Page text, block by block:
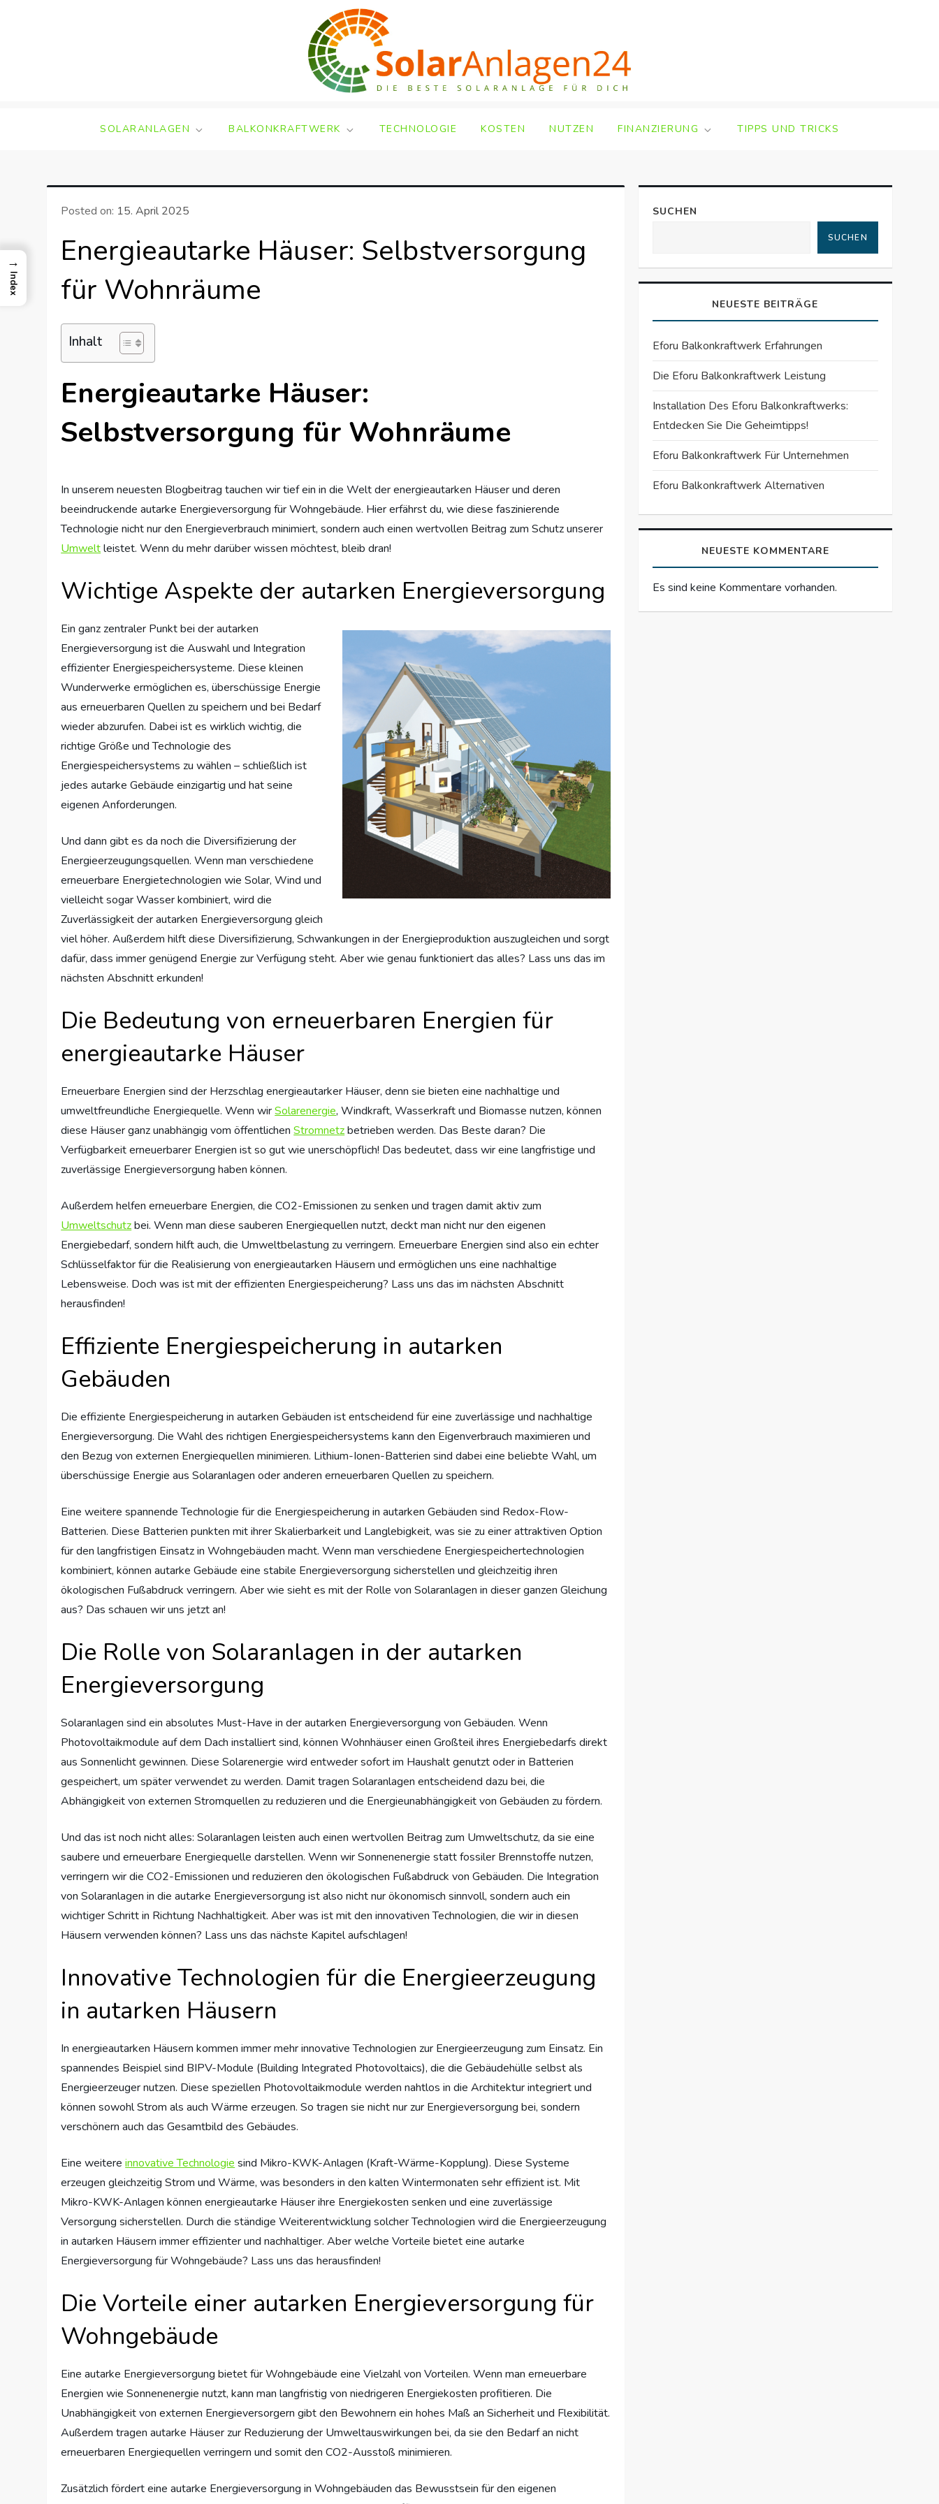
SOLARANLAGEN BALKONKRAFTWERK TECHNOLOGIE KOSTEN NUTZEN FINANZIERUNG TIPPS UND TRICKS
Posted on: 15. April 2025
Energieautarke Häuser: Selbstversorgung
für Wohnräume
Inhalt
Energieautarke Häuser:
Selbstversorgung für Wohnräume
In unserem neuesten Blogbeitrag tauchen wir tief ein in die Welt der energieautarken Häuser und deren
beeindruckende autarke Energieversorgung für Wohngebäude. Hier erfährst du, wie diese faszinierende
Technologie nicht nur den Energieverbrauch minimiert, sondern auch einen wertvollen Beitrag zum Schutz unserer
Umweltleistet. Wenn du mehr darüber wissen möchtest, bleib dran!
Wichtige Aspekte der autarken Energieversorgung
Ein ganz zentraler Punkt bei der autarken
Energieversorgung ist die Auswahl und Integration
effizienter Energiespeichersysteme. Diese kleinen
Wunderwerke ermöglichen es, überschüssige Energie
aus erneuerbaren Quellen zu speichern und bei Bedarf
wieder abzurufen. Dabei ist es wirklich wichtig, die
richtige Größe und Technologie des
Energiespeichersystems zu wählen – schließlich ist
jedes autarke Gebäude einzigartig und hat seine
eigenen Anforderungen.
Und dann gibt es da noch die Diversifizierung der
Energieerzeugungsquellen. Wenn man verschiedene
erneuerbare Energietechnologien wie Solar, Wind und
vielleicht sogar Wasser kombiniert, wird die
Zuverlässigkeit der autarken Energieversorgung gleich
viel höher. Außerdem hilft diese Diversifizierung, Schwankungen in der Energieproduktion auszugleichen und sorgt
dafür, dass immer genügend Energie zur Verfügung steht. Aber wie genau funktioniert das alles? Lass uns das im
nächsten Abschnitt erkunden!
Die Bedeutung von erneuerbaren Energien für
energieautarke Häuser
Erneuerbare Energien sind der Herzschlag energieautarker Häuser, denn sie bieten eine nachhaltige und
umweltfreundliche Energiequelle. Wenn wirSolarenergie, Windkraft, Wasserkraft und Biomasse nutzen, können
diese Häuser ganz unabhängig vom öffentlichenStromnetzbetrieben werden. Das Beste daran? Die
Verfügbarkeit erneuerbarer Energien ist so gut wie unerschöpflich! Das bedeutet, dass wir eine langfristige und
zuverlässige Energieversorgung haben können.
Außerdem helfen erneuerbare Energien, die CO2-Emissionen zu senken und tragen damit aktiv zum
Umweltschutzbei. Wenn man diese sauberen Energiequellen nutzt, deckt man nicht nur den eigenen
Energiebedarf, sondern hilft auch, die Umweltbelastung zu verringern. Erneuerbare Energien sind also ein echter
Schlüsselfaktor für die Realisierung von energieautarken Häusern und ermöglichen uns eine nachhaltige
Lebensweise. Doch was ist mit der effizienten Energiespeicherung? Lass uns das im nächsten Abschnitt
herausfinden!
Effiziente Energiespeicherung in autarken
Gebäuden
Die effiziente Energiespeicherung in autarken Gebäuden ist entscheidend für eine zuverlässige und nachhaltige
Energieversorgung. Die Wahl des richtigen Energiespeichersystems kann den Eigenverbrauch maximieren und
den Bezug von externen Energiequellen minimieren. Lithium-Ionen-Batterien sind dabei eine beliebte Wahl, um
überschüssige Energie aus Solaranlagen oder anderen erneuerbaren Quellen zu speichern.
Eine weitere spannende Technologie für die Energiespeicherung in autarken Gebäuden sind Redox-Flow-
Batterien. Diese Batterien punkten mit ihrer Skalierbarkeit und Langlebigkeit, was sie zu einer attraktiven Option
für den langfristigen Einsatz in Wohngebäuden macht. Wenn man verschiedene Energiespeichertechnologien
kombiniert, können autarke Gebäude eine stabile Energieversorgung sicherstellen und gleichzeitig ihren
ökologischen Fußabdruck verringern. Aber wie sieht es mit der Rolle von Solaranlagen in dieser ganzen Gleichung
aus? Das schauen wir uns jetzt an!
Die Rolle von Solaranlagen in der autarken
Energieversorgung
Solaranlagen sind ein absolutes Must-Have in der autarken Energieversorgung von Gebäuden. Wenn
Photovoltaikmodule auf dem Dach installiert sind, können Wohnhäuser einen Großteil ihres Energiebedarfs direkt
aus Sonnenlicht gewinnen. Diese Solarenergie wird entweder sofort im Haushalt genutzt oder in Batterien
gespeichert, um später verwendet zu werden. Damit tragen Solaranlagen entscheidend dazu bei, die
Abhängigkeit von externen Stromquellen zu reduzieren und die Energieunabhängigkeit von Gebäuden zu fördern.
Und das ist noch nicht alles: Solaranlagen leisten auch einen wertvollen Beitrag zum Umweltschutz, da sie eine
saubere und erneuerbare Energiequelle darstellen. Wenn wir Sonnenenergie statt fossiler Brennstoffe nutzen,
verringern wir die CO2-Emissionen und reduzieren den ökologischen Fußabdruck von Gebäuden. Die Integration
von Solaranlagen in die autarke Energieversorgung ist also nicht nur ökonomisch sinnvoll, sondern auch ein
wichtiger Schritt in Richtung Nachhaltigkeit. Aber was ist mit den innovativen Technologien, die wir in diesen
Häusern verwenden können? Lass uns das nächste Kapitel aufschlagen!
Innovative Technologien für die Energieerzeugung
in autarken Häusern
In energieautarken Häusern kommen immer mehr innovative Technologien zur Energieerzeugung zum Einsatz. Ein
spannendes Beispiel sind BIPV-Module (Building Integrated Photovoltaics), die die Gebäudehülle selbst als
Energieerzeuger nutzen. Diese speziellen Photovoltaikmodule werden nahtlos in die Architektur integriert und
können sowohl Strom als auch Wärme erzeugen. So tragen sie nicht nur zur Energieversorgung bei, sondern
verschönern auch das Gesamtbild des Gebäudes.
Eine weitereinnovative Technologie sind Mikro-KWK-Anlagen (Kraft-Wärme-Kopplung). Diese Systeme
erzeugen gleichzeitig Strom und Wärme, was besonders in den kalten Wintermonaten sehr effizient ist. Mit
Mikro-KWK-Anlagen können energieautarke Häuser ihre Energiekosten senken und eine zuverlässige
Versorgung sicherstellen. Durch die ständige Weiterentwicklung solcher Technologien wird die Energieerzeugung
in autarken Häusern immer effizienter und nachhaltiger. Aber welche Vorteile bietet eine autarke
Energieversorgung für Wohngebäude? Lass uns das herausfinden!
Die Vorteile einer autarken Energieversorgung für
Wohngebäude
Eine autarke Energieversorgung bietet für Wohngebäude eine Vielzahl von Vorteilen. Wenn man erneuerbare
Energien wie Sonnenenergie nutzt, kann man langfristig von niedrigeren Energiekosten profitieren. Die
Unabhängigkeit von externen Energieversorgern gibt den Bewohnern ein hohes Maß an Sicherheit und Flexibilität.
Außerdem tragen autarke Häuser zur Reduzierung der Umweltauswirkungen bei, da sie den Bedarf an nicht
erneuerbaren Energiequellen verringern und somit den CO2-Ausstoß minimieren.
Zusätzlich fördert eine autarke Energieversorgung in Wohngebäuden das Bewusstsein für den eigenen
SUCHEN
SUCHEN
NEUESTE BEITRÄGE
Eforu Balkonkraftwerk Erfahrungen
Die Eforu Balkonkraftwerk Leistung
Installation Des Eforu Balkonkraftwerks:
Entdecken Sie Die Geheimtipps!
Eforu Balkonkraftwerk Für Unternehmen
Eforu Balkonkraftwerk Alternativen
NEUESTE KOMMENTARE
Es sind keine Kommentare vorhanden.
→
Index